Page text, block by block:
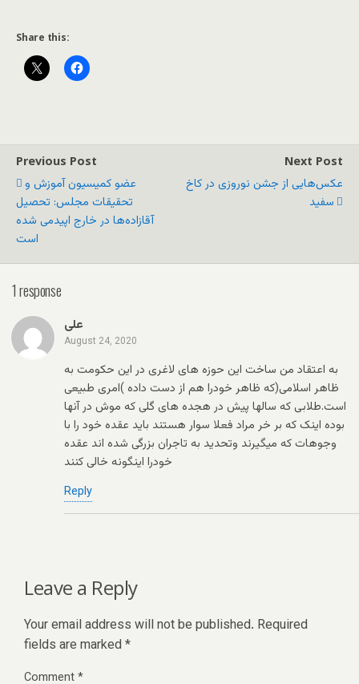
Share this:
Previous Post
عضو کمیسیون آموزش و
تحقیقات مجلس: تحصیل
آقازاده‌ها در خارج اپیدمی شده
است
Next Post
عکس‌هایی از جشن نوروزی در کاخ
سفید
1 response
علی
August 24, 2020
به اعتقاد من ساخت این حوزه های لاغری در این حکومت به
ظاهر اسلامی(که ظاهر خودرا هم از دست داده )امری طبیعی
است.طلابی که سالها پیش در هجده های گلی که موش در آنها
بوده اینک که بر خر مراد فعلا سوار هستند باید عقده خود را با
وجوهات که میگیرند وتحدید به تاجران بزرگی شده اند عقده
خودرا اینگونه خالی کنند
Reply
Leave a Reply
Your email address will not be published. Required
fields are marked *
Comment*